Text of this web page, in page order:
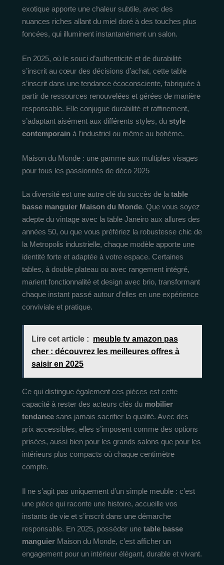
exotique apporte une chaleur subtile, avec des
nuances riches allant du miel doré à des touches plus
foncées, qui illuminent instantanément un salon.
En 2025, où le souci d’authenticité et de durabilité
s’inscrit au cœur des décisions d’achat, cette table
s’inscrit dans une tendance écoconsciente, fabriquée à
partir de ressources renouvelées et gérées de manière
responsable. Elle conjugue durabilité et raffinement,
s’adaptant aisément aux différents styles, du style
contemporain à l’industriel ou même au bohème.
Maison du Monde : une gamme aux multiples visages
pour tous les passionnés de déco 2025
La diversité est une autre clé du succès de latable
basse manguier Maison du Monde. Que vous soyez
adepte du vintage avec la table Janeiro aux allures des
années 50, ou que vous préfériez la robustesse chic de
la Metropolis industrielle, chaque modèle apporte une
identité forte et adaptée à votre espace. Certaines
tables, à double plateau ou avec rangement intégré,
marient fonctionnalité et design avec brio, transformant
chaque instant passé autour d’elles en une expérience
conviviale et pratique.
Lire cet article : meuble tv amazon pas
cher : découvrez les meilleures offres à
saisir en 2025
Ce qui distingue également ces pièces est cette
capacité à rester des acteurs clés du mobilier
tendance sans jamais sacrifier la qualité. Avec des
prix accessibles, elles s’imposent comme des options
prisées, aussi bien pour les grands salons que pour les
intérieurs plus compacts où chaque centimètre
compte.
Il ne s’agit pas uniquement d’un simple meuble : c’est
une pièce qui raconte une histoire, accueille vos
instants de vie et s’inscrit dans une démarche
responsable. En 2025, posséder une table basse
manguier Maison du Monde, c’est afficher un
engagement pour un intérieur élégant, durable et vivant.